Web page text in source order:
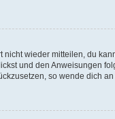
wieder mitteilen, du
und den Anweisungen
so wende dich